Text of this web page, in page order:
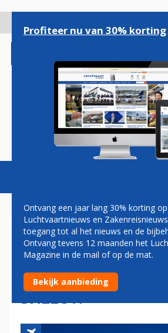
gaan
Magazine Podcasts
TURKISH AIRLINES
ANNULEERT RUIM
VLUCHTEN
SNEEUW
Profiteer nu van 30% korting
Ontvang een jaar lang 30% korting
Luchtvaartnieuws en
toegang tot al het nieuws en de
Ontvang tevens 12 maanden het
Magazine in de mail of op de mat.
Bekijk aanbieding